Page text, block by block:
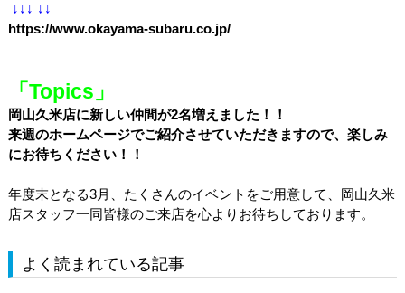
↓↓↓ ↓↓
https://www.okayama-subaru.co.jp/
「Topics」
岡山久米店に新しい仲間が2名増えました！！
来週のホームページでご紹介させていただきますので、楽しみ
にお待ちください！！
年度末となる3月、たくさんのイベントをご用意して、岡山久米
店スタッフ一同皆様のご来店を心よりお待ちしております。
よく読まれている記事